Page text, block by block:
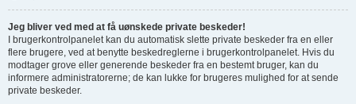
Jeg bliver ved med at få uønskede private beskeder!
I brugerkontrolpanelet kan du automatisk slette private beskeder fra en eller
flere brugere, ved at benytte beskedreglerne i brugerkontrolpanelet. Hvis du
modtager grove eller generende beskeder fra en bestemt bruger, kan du
informere administratorerne; de kan lukke for brugeres mulighed for at sende
private beskeder.